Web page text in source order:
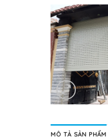
MÔ TẢ SẢN PHẨM